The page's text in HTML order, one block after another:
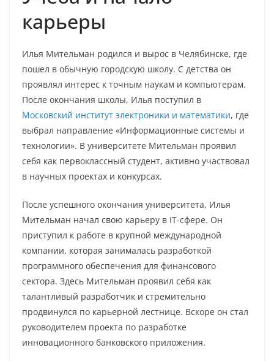
карьеры
Илья Мительман родился и вырос в Челябинске, где
пошел в обычную городскую школу. С детства он
проявлял интерес к точным наукам и компьютерам.
После окончания школы, Илья поступил в
Московский институт электроники и математики, где
выбрал направление «Информационные системы и
технологии». В университете Мительман проявил
себя как первоклассный студент, активно участвовал
в научных проектах и конкурсах.
После успешного окончания университета, Илья
Мительман начал свою карьеру в IT-сфере. Он
приступил к работе в крупной международной
компании, которая занималась разработкой
программного обеспечения для финансового
сектора. Здесь Мительман проявил себя как
талантливый разработчик и стремительно
продвинулся по карьерной лестнице. Вскоре он стал
руководителем проекта по разработке
инновационного банковского приложения.